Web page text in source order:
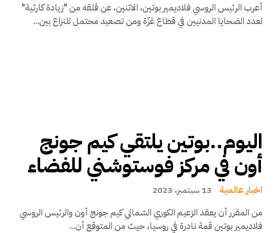
أعرب الرئيس الروسي فلاديمير بوتين، الاثنين، عن قلقه من "زيادة كارثية"
لعدد الضحايا المدنيين في قطاع غزّة ومن تصعيد محتمل للنزاع بين...
اليوم..بوتين يلتقي كيم جونج
أون في مركز فوستوشني للفضاء
اخبار عالمية 13 سبتمبر، 2023
من المقرر أن يعقد الزعيم الكوري الشمالي كيم جونج أون والرئيس الروسي
فلاديمير بوتين قمة نادرة في روسيا، حيث من المتوقع أن...